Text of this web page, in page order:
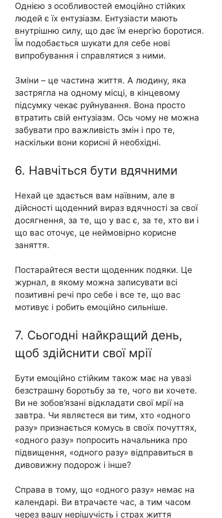
Однією з особливостей емоційно стійких
людей є їх ентузіазм. Ентузіасти мають
внутрішню силу, що дає їм енергію боротися.
Їм подобається шукати для себе нові
випробування і справлятися з ними.
Зміни – це частина життя. А людину, яка
застрягла на одному місці, в кінцевому
підсумку чекає руйнування. Вона просто
втратить свій ентузіазм. Ось чому не можна
забувати про важливість змін і про те,
наскільки вони корисні й необхідні.
6. Навчіться бути вдячними
Нехай це здається вам наївним, але в
дійсності щоденний вираз вдячності за свої
досягнення, за те, що у вас є, за те, хто ви і
що вас оточує, це неймовірно корисне
заняття.
Постарайтеся вести щоденник подяки. Це
журнал, в якому можна записувати всі
позитивні речі про себе і все те, що вас
мотивує і робить емоційно сильніше.
7. Сьогодні найкращий день,
щоб здійснити свої мрії
Бути емоційно стійким також має на увазі
безстрашну боротьбу за те, чого ви хочете.
Ви не зобов’язані відкладати свої мрії на
завтра. Чи являєтеся ви тим, хто «одного
разу» признається комусь в своїх почуттях,
«одного разу» попросить начальника про
підвищення, «одного разу» відправиться в
дивовижну подорож і інше?
Справа в тому, що «одного разу» немає на
календарі. Ви втрачаєте час, а тим часом
через вашу нерішучість і страх життя